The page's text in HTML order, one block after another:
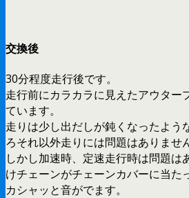
交換後
30分程度走行後です。
走行前にカラカラに見えたアウター
ています。
走りは少し出だしが鈍くなったよう
ろそれ以外走りには問題はありません
しかし加速時、定速走行時は問題は
けチェーンがチェーンカバーに当た
カシャッと音がでます。